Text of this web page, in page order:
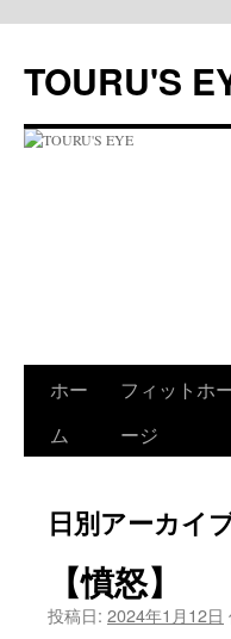
テ
ン
へ
TOURU'S
ホー
ム
フィットホ
ージ
日別アーカイ
【憤怒】
投稿日: 2024年1月12日